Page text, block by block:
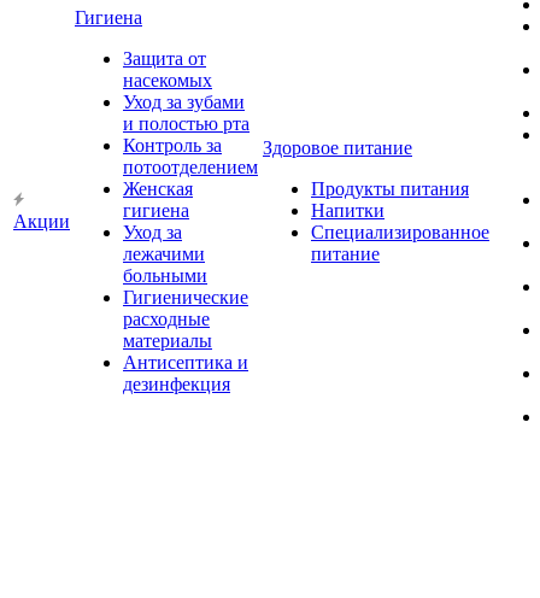
Акции
Гигиена
Защита от
насекомых
Уход за зубами
и полостью рта
Контроль за
потоотделением
Женская
гигиена
Уход за
лежачими
больными
Гигиенические
расходные
материалы
Антисептика и
дезинфекция
Здоровое питание
Продукты питания
Напитки
Специализированное
питание